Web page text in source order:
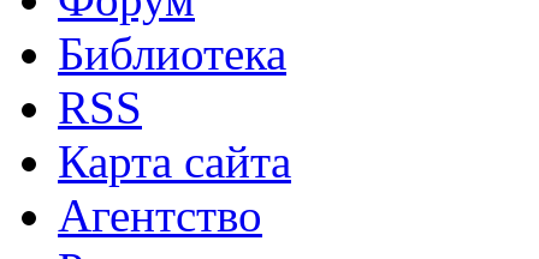
Библиотека
RSS
Карта сайта
Агентство